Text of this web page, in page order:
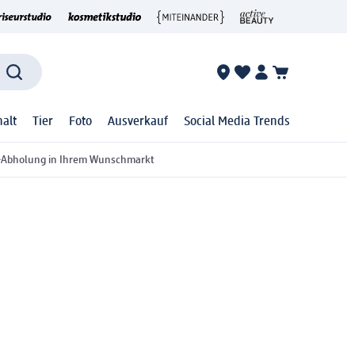
Tier Foto Ausverkauf Social Media Trends
Abholung in Ihrem Wunschmarkt